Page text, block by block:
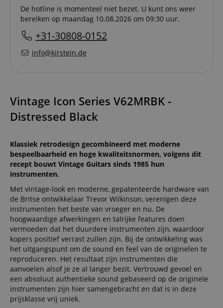
De hotline is momenteel niet bezet. U kunt ons weer
bereiken op maandag 10.08.2026 om 09:30 uur.
+31-30808-0152
info@kirstein.de
Vintage Icon Series V62MRBK -
Distressed Black
Klassiek retrodesign gecombineerd met moderne
bespeelbaarheid en hoge kwaliteitsnormen, volgens dit
recept bouwt Vintage Guitars sinds 1985 hun
instrumenten.
Met vintage-look en moderne, gepatenteerde hardware van
de Britse ontwikkelaar Trevor Wilkinson, verenigen deze
instrumenten het beste van vroeger en nu. De
hoogwaardige afwerkingen en talrijke features doen
vermoeden dat het duurdere instrumenten zijn, waardoor
kopers positief verrast zullen zijn. Bij de ontwikkeling was
het uitgangspunt om de sound en feel van de originelen te
reproduceren. Het resultaat zijn instrumenten die
aanvoelen alsof je ze al langer bezit. Vertrouwd gevoel en
een absoluut authentieke sound gebaseerd op de originele
instrumenten zijn hier samengebracht en dat is in deze
prijsklasse vrij uniek.